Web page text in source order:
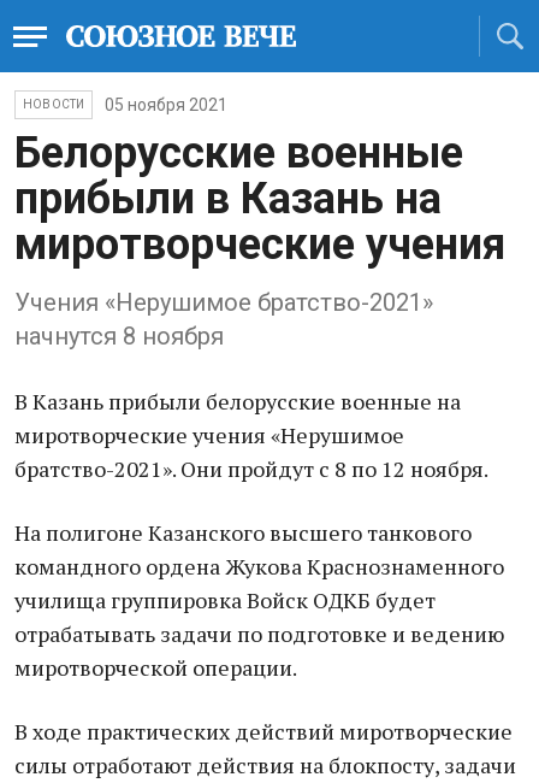
НОВОСТИ 05 ноября 2021
Белорусские военные
прибыли в Казань на
миротворческие учения
Учения «Нерушимое братство-2021»
начнутся 8 ноября
В Казань прибыли белорусские военные на
миротворческие учения «Нерушимое
братство-2021». Они пройдут с 8 по 12 ноября.
На полигоне Казанского высшего танкового
командного ордена Жукова Краснознаменного
училища группировка Войск ОДКБ будет
отрабатывать задачи по подготовке и ведению
миротворческой операции.
В ходе практических действий миротворческие
силы отработают действия на блокпосту, задачи